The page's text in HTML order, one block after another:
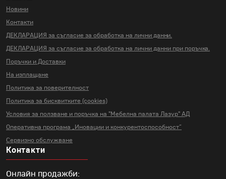
Новини
Контакти
ДЕКЛАРАЦИЯ за съгласие за обработка на лични данни.
ДЕКЛАРАЦИЯ за съгласие за обработка на лични данни при поръчка.
Поръчки и Доставки
На изплащане
Политика за поверителност
Политика за бисквитките (cookies)
Условия за ползване и поръчка на "Мебелна палата Лазур" АД
Оперативна програма „Иновации и конкурентоспособност“
Сервизно обслужване
Контакти
Онлайн продажби: